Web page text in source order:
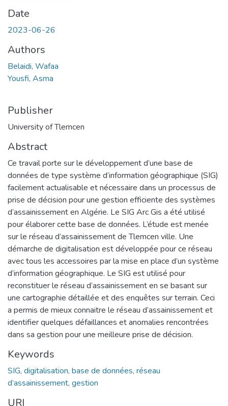
Date
2023-06-26
Authors
Belaidi, Wafaa
Yousfi, Asma
Publisher
University of Tlemcen
Abstract
Ce travail porte sur le développement d’une base de
données de type système d’information géographique (SIG)
facilement actualisable et nécessaire dans un processus de
prise de décision pour une gestion efficiente des systèmes
d’assainissement en Algérie. Le SIG Arc Gis a été utilisé
pour élaborer cette base de données. L’étude est menée
sur le réseau d’assainissement de Tlemcen ville. Une
démarche de digitalisation est développée pour ce réseau
avec tous les accessoires par la mise en place d’un système
d’information géographique. Le SIG est utilisé pour
reconstituer le réseau d’assainissement en se basant sur
une cartographie détaillée et des enquêtes sur terrain. Ceci
a permis de mieux connaitre le réseau d’assainissement et
identifier quelques défaillances et anomalies rencontrées
dans sa gestion pour une meilleure prise de décision.
Keywords
SIG, digitalisation, base de données, réseau
d’assainissement, gestion
URI